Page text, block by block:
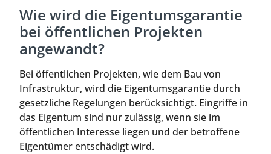
Wie wird die Eigentumsgarantie
bei öffentlichen Projekten
angewandt?
Bei öffentlichen Projekten, wie dem Bau von
Infrastruktur, wird die Eigentumsgarantie durch
gesetzliche Regelungen berücksichtigt. Eingriffe in
das Eigentum sind nur zulässig, wenn sie im
öffentlichen Interesse liegen und der betroffene
Eigentümer entschädigt wird.